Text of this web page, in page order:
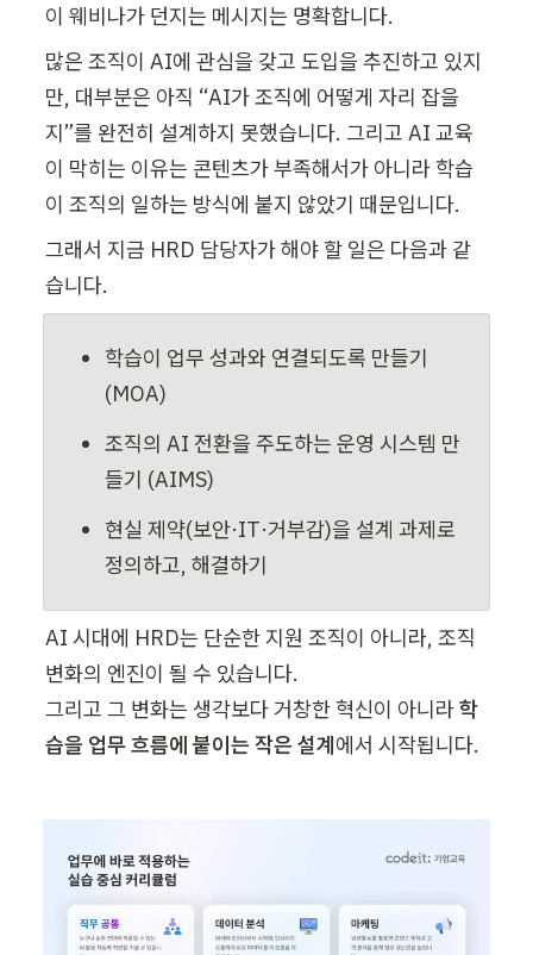
이 웨비나가 던지는 메시지는 명확합니다.
많은 조직이 AI에 관심을 갖고 도입을 추진하고 있지
만, 대부분은 아직 “AI가 조직에 어떻게 자리 잡을
지”를 완전히 설계하지 못했습니다. 그리고 AI 교육
이 막히는 이유는 콘텐츠가 부족해서가 아니라 학습
이 조직의 일하는 방식에 붙지 않았기 때문입니다.
그래서 지금 HRD 담당자가 해야 할 일은 다음과 같
습니다.
학습이 업무 성과와 연결되도록 만들기
(MOA)
조직의 AI 전환을 주도하는 운영 시스템 만
들기 (AIMS)
현실 제약(보안·IT·거부감)을 설계 과제로
정의하고, 해결하기
AI 시대에 HRD는 단순한 지원 조직이 아니라, 조직
변화의 엔진이 될 수 있습니다.
그리고 그 변화는 생각보다 거창한 혁신이 아니라 학
습을 업무 흐름에 붙이는 작은 설계에서 시작됩니다.